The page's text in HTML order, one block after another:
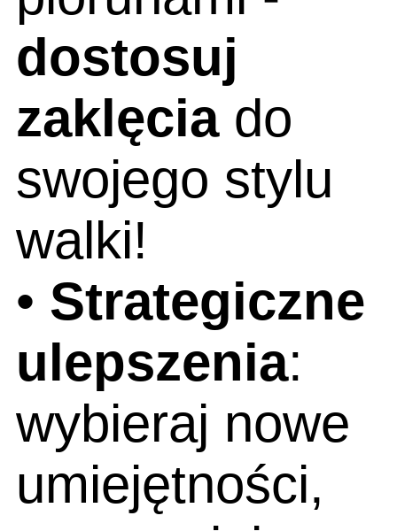
dostosuj
zaklęciado
swojego stylu
walki!
• Strategiczne
ulepszenia:
wybieraj nowe
umiejętności,